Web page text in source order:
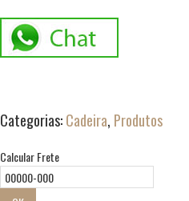
Categorias:Cadeira, Produtos
Calcular Frete